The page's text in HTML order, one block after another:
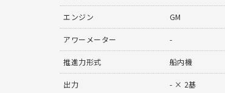
エンジン GM
アワーメーター -
推進力形式 船内機
出力 - × 2基